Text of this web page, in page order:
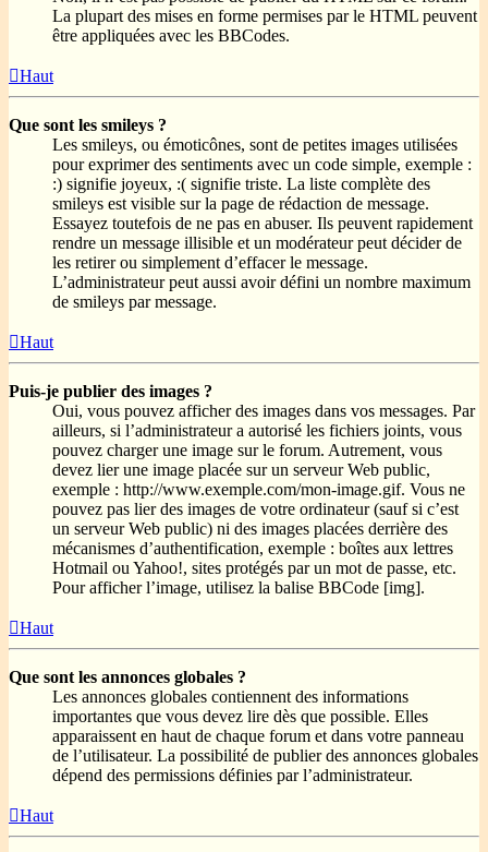
La plupart des mises en forme permises par le HTML peuvent
être appliquées avec les BBCodes.
Haut
Que sont les smileys ?
Les smileys, ou émoticônes, sont de petites images utilisées
pour exprimer des sentiments avec un code simple, exemple :
:) signifie joyeux, :( signifie triste. La liste complète des
smileys est visible sur la page de rédaction de message.
Essayez toutefois de ne pas en abuser. Ils peuvent rapidement
rendre un message illisible et un modérateur peut décider de
les retirer ou simplement d’effacer le message.
L’administrateur peut aussi avoir défini un nombre maximum
de smileys par message.
Haut
Puis-je publier des images ?
Oui, vous pouvez afficher des images dans vos messages. Par
ailleurs, si l’administrateur a autorisé les fichiers joints, vous
pouvez charger une image sur le forum. Autrement, vous
devez lier une image placée sur un serveur Web public,
exemple : http://www.exemple.com/mon-image.gif. Vous ne
pouvez pas lier des images de votre ordinateur (sauf si c’est
un serveur Web public) ni des images placées derrière des
mécanismes d’authentification, exemple : boîtes aux lettres
Hotmail ou Yahoo!, sites protégés par un mot de passe, etc.
Pour afficher l’image, utilisez la balise BBCode [img].
Haut
Que sont les annonces globales ?
Les annonces globales contiennent des informations
importantes que vous devez lire dès que possible. Elles
apparaissent en haut de chaque forum et dans votre panneau
de l’utilisateur. La possibilité de publier des annonces globales
dépend des permissions définies par l’administrateur.
Haut